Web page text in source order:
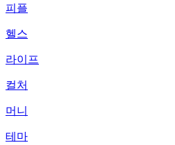
피플
헬스
라이프
컬처
머니
테마